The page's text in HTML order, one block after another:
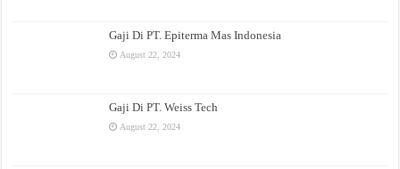
Gaji Di PT. Epiterma Mas Indonesia
August 22, 2024
Gaji Di PT. Weiss Tech
August 22, 2024